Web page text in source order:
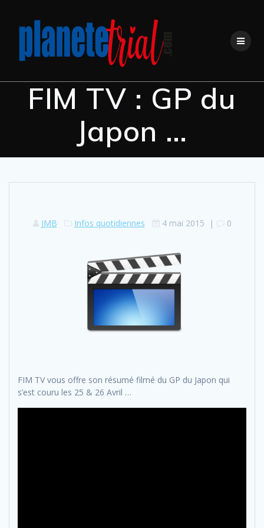
content
FIM TV : GP du
Japon …
JMB Infos quotidiennes 4 mai 2015 | 0
FIM TV vous offre son résumé filmé du GP du Japon qui
s’est couru les 25 & 26 Avril …